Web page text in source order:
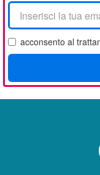
La
tua
email
acconsento al